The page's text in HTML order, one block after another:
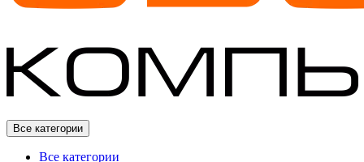
Все категории
Все категории